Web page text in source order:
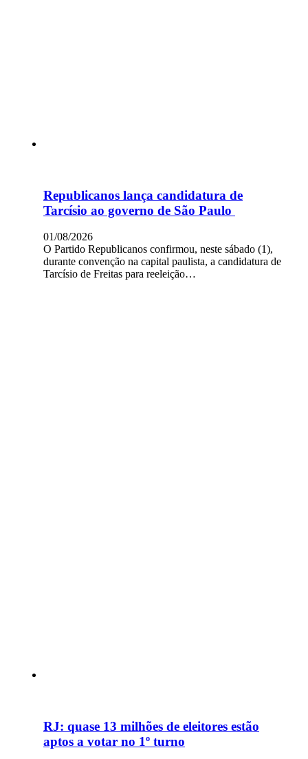
Republicanos lança candidatura de
Tarcísio ao governo de São Paulo
01/08/2026
O Partido Republicanos confirmou, neste sábado (1),
durante convenção na capital paulista, a candidatura de
Tarcísio de Freitas para reeleição…
RJ: quase 13 milhões de eleitores estão
aptos a votar no 1º turno